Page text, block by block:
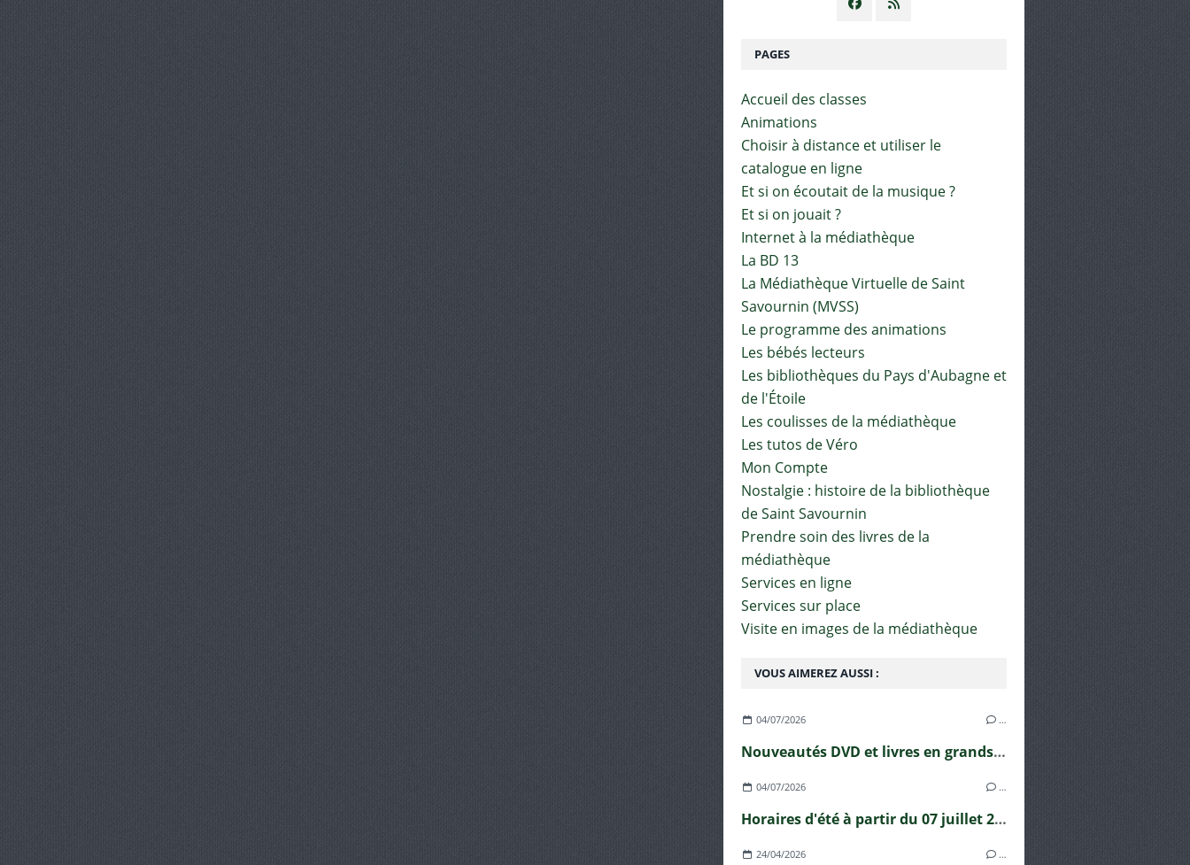
VOUS AIMEREZ AUSSI :
04/07/2026 …
Nouveautés DVD et livres en grands caractères !
04/07/2026 …
Horaires d'été à partir du 07 juillet 2026
24/04/2026 …
PAGES
Accueil des classes
Animations
Choisir à distance et utiliser le
catalogue en ligne
Et si on écoutait de la musique ?
Et si on jouait ?
Internet à la médiathèque
La BD 13
La Médiathèque Virtuelle de Saint
Savournin (MVSS)
Le programme des animations
Les bébés lecteurs
Les bibliothèques du Pays d'Aubagne et
de l'Étoile
Les coulisses de la médiathèque
Les tutos de Véro
Mon Compte
Nostalgie : histoire de la bibliothèque
de Saint Savournin
Prendre soin des livres de la
médiathèque
Services en ligne
Services sur place
Visite en images de la médiathèque